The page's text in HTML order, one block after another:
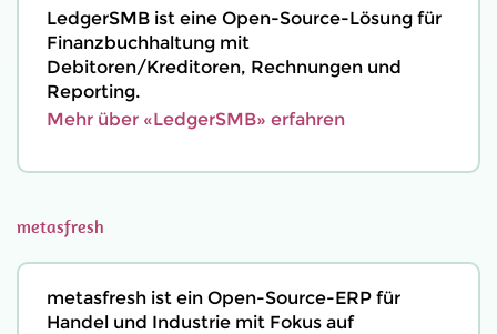
LedgerSMB ist eine Open-Source-Lösung für
Finanzbuchhaltung mit
Debitoren/Kreditoren, Rechnungen und
Reporting.
Mehr über «LedgerSMB» erfahren
metasfresh
metasfresh ist ein Open-Source-ERP für
Handel und Industrie mit Fokus auf